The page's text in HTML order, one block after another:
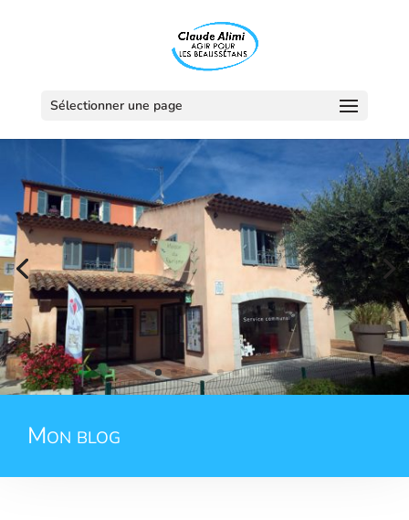
Sélectionner une page
Mon blog